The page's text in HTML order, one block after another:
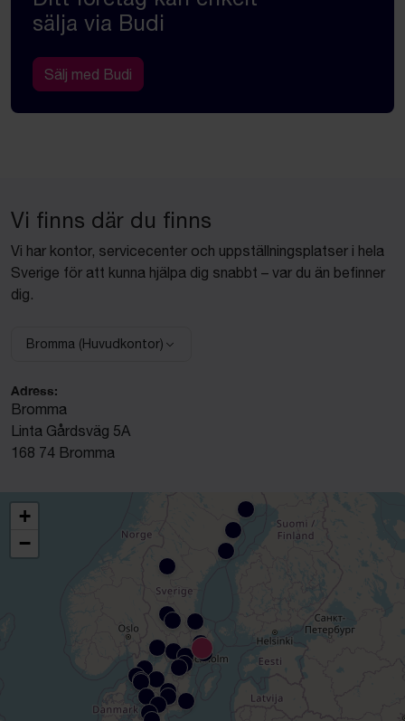
sälja via Budi
Sälj med Budi
Vi finns där du finns
Vi har kontor, servicecenter och uppställningsplatser i hela
Sverige för att kunna hjälpa dig snabbt – var du än befinner
dig.
Välj anläggning:
Bromma (Huvudkontor)
Adress:
Bromma
Linta Gårdsväg 5A
168 74 Bromma
+
−